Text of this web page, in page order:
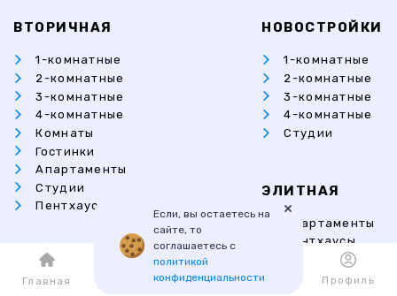
ВТОРИЧНАЯ
1-комнатные
2-комнатные
3-комнатные
4-комнатные
Комнаты
Гостинки
Апартаменты
Студии
Пентхаусы
ЗАГОРОДНАЯ
НОВОСТРОЙКИ
1-комнатные
2-комнатные
3-комнатные
4-комнатные
Студии
ЭЛИТНАЯ
Апартаменты
Пентхаусы
Коттеджи
Если, вы остаетесь на
сайте, то
соглашаетесь с
политикой
конфиденциальности
×
Главная Каталог Избранное Профиль